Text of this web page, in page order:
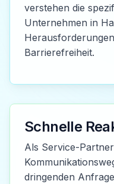
verstehen die
Unternehmen in
Barrierefreiheit.
Schnelle
Als Service-
dringenden